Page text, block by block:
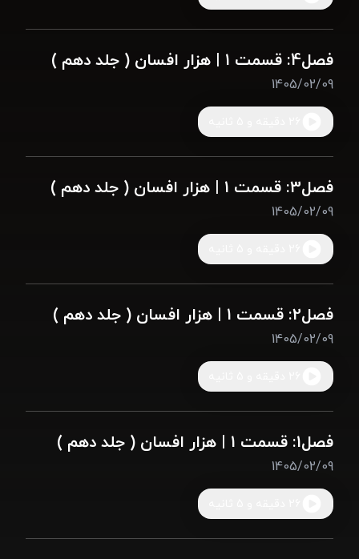
فصل4: قسمت 1 | هزار افسان ( جلد دهم )
1405/02/09
فصل3: قسمت 1 | هزار افسان ( جلد دهم )
1405/02/09
فصل2: قسمت 1 | هزار افسان ( جلد دهم )
1405/02/09
فصل1: قسمت 1 | هزار افسان ( جلد دهم )
1405/02/09